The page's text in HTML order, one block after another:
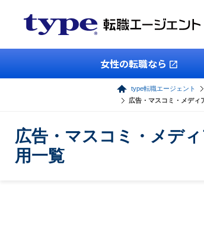
女性の転職なら
type転職エージェント
広告・マスコミ・メディ
広告・マスコミ・メデ
用一覧